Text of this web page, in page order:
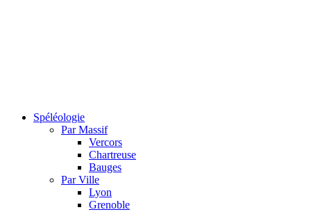
Spéléologie
Par Massif
Vercors
Chartreuse
Bauges
Par Ville
Lyon
Grenoble